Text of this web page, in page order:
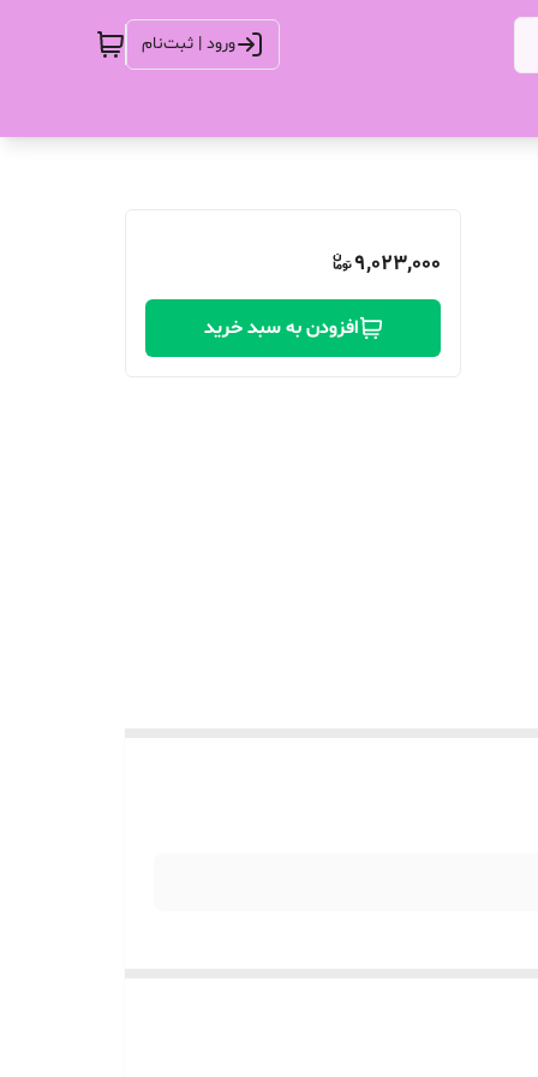
ورود | ثبت‌نام
9,023,000
افزودن به سبد خرید